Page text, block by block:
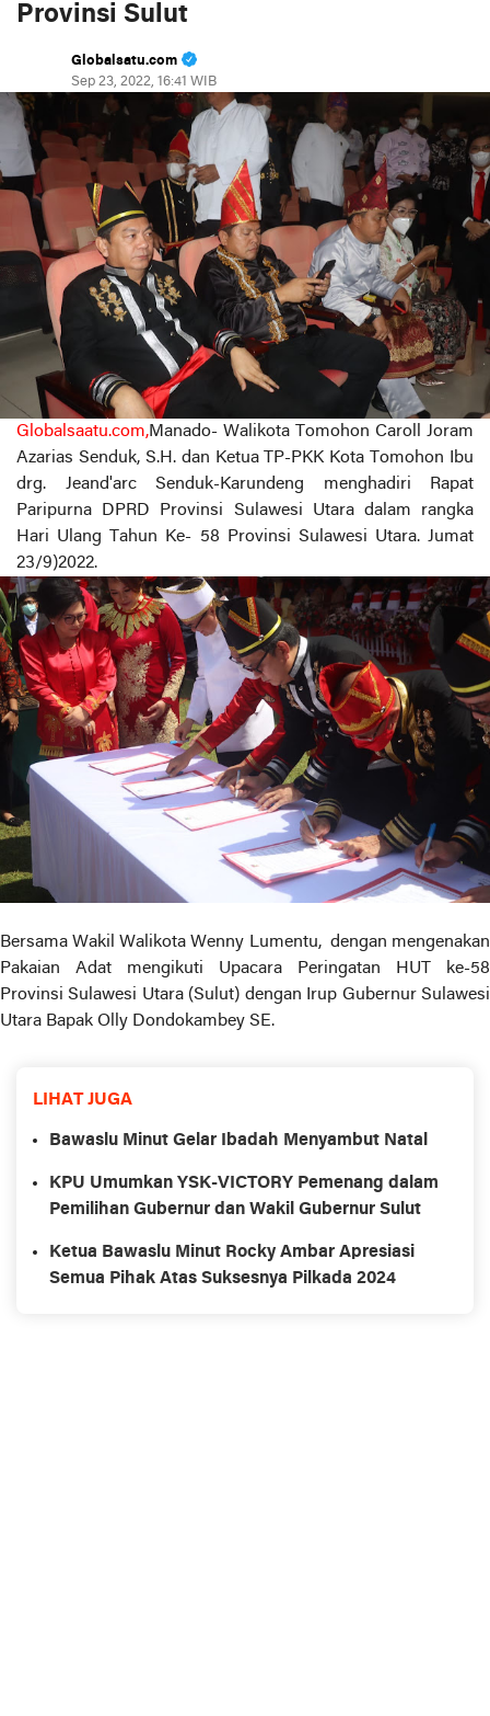
Provinsi Sulut
Globalsatu.com
Sep 23, 2022, 16:41 WIB
Globalsaatu.com,Manado- Walikota Tomohon Caroll Joram
Azarias Senduk, S.H. dan Ketua TP-PKK Kota Tomohon Ibu
drg. Jeand'arc Senduk-Karundeng menghadiri Rapat
Paripurna DPRD Provinsi Sulawesi Utara dalam rangka
Hari Ulang Tahun Ke- 58 Provinsi Sulawesi Utara. Jumat
23/9)2022.
Bersama Wakil Walikota Wenny Lumentu, dengan mengenakan
Pakaian Adat mengikuti Upacara Peringatan HUT ke-58
Provinsi Sulawesi Utara (Sulut) dengan Irup Gubernur Sulawesi
Utara Bapak Olly Dondokambey SE.
LIHAT JUGA
Bawaslu Minut Gelar Ibadah Menyambut Natal
KPU Umumkan YSK-VICTORY Pemenang dalam
Pemilihan Gubernur dan Wakil Gubernur Sulut
Ketua Bawaslu Minut Rocky Ambar Apresiasi
Semua Pihak Atas Suksesnya Pilkada 2024